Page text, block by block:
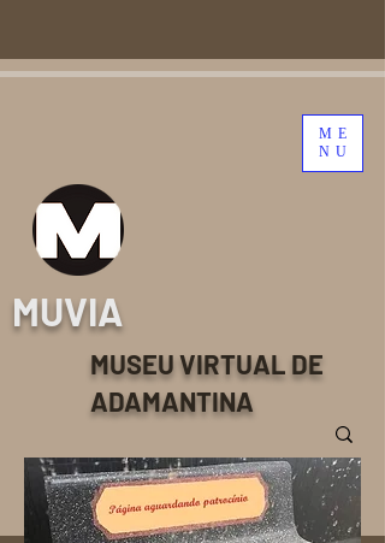
ME
NU
MUVIA
MUSEU VIRTUAL DE
ADAMANTINA